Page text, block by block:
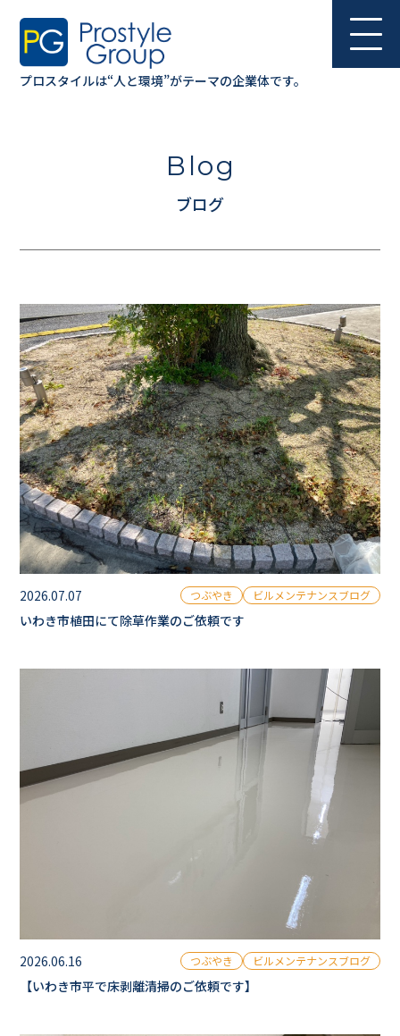
プロスタイルは“人と環境”がテーマの企業体です。
Blog
ブログ
2026.07.07 つぶやき ビルメンテナンスブログ
いわき市植田にて除草作業のご依頼です
2026.06.16 つぶやき ビルメンテナンスブログ
【いわき市平で床剥離清掃のご依頼です】